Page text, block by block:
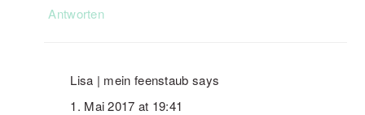
Antworten
Lisa | mein feenstaub says
1. Mai 2017 at 19:41